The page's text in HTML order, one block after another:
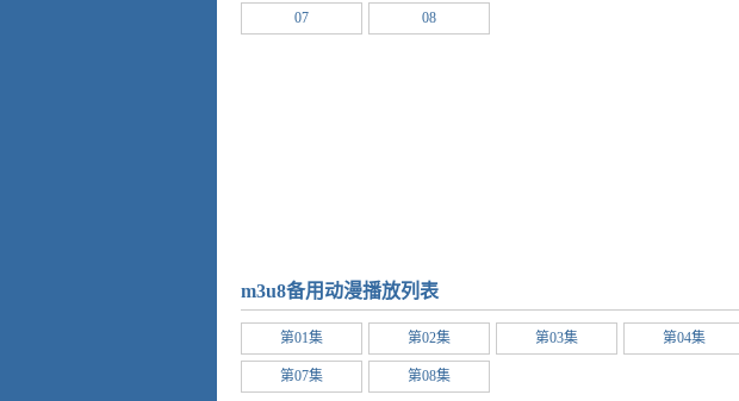
07 08
m3u8备用动漫播放列表
第01集 第02集 第03集 第04集
第07集 第08集